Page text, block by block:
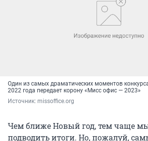
Один из самых драматических моментов
2022 года передает корону «Мисс офис — 2023»
Источник: missoffice.org
Чем ближе Новый год, тем чаще
подводить итоги. Но, пожалуй,